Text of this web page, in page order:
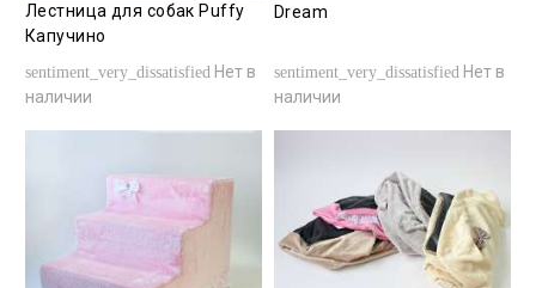
Лестница для собак Puffy
Капучино
sentiment_very_dissatisfied Нет в
наличии
Dream
sentiment_very_dissatisfied Нет в
наличии